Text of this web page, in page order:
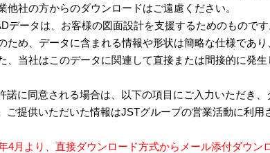
他社の方からのダウンロードはご遠慮ください。
データは、お客様の図面設計を支援するためのものです
め、データに含まれる情報や形状は簡略な仕様であり
当社はこのデータに関連して直接または間接的に発生
諾に同意される場合は、以下の項目にご入力いただき、
ご提供いただいた情報はJSTグループの営業活動に利用
4月より、直接ダウンロード方式からメール添付ダウン